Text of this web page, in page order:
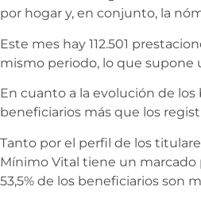
por hogar y, en conjunto, la
Este mes hay 112.501
mismo periodo, lo que supone
En cuanto a la evolución de
beneficiarios más que los
Tanto por el perfil de los
Mínimo Vital tiene un marcado
53,5% de los beneficiarios son